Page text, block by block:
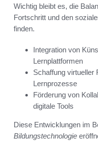
Wichtig bleibt es, die
Fortschritt und den
finden.
Integration von
Lernplattformen
Schaffung virtueller
Lernprozesse
Förderung von
digitale Tools
Diese Entwicklungen im
Bildungstechnologie